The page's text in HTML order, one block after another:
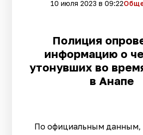
10 июля 2023 в 09:22
​Полиция
информацию о
утонувших во
в Анапе
По официальным данным,